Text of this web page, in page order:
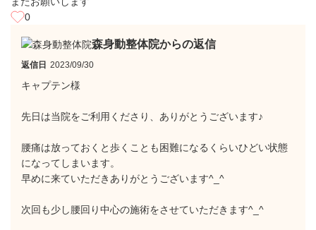
0
森身動整体院からの返信
返信日 2023/09/30
キャプテン様
先日は当院をご利用くださり、ありがとうございます♪
腰痛は放っておくと歩くことも困難になるくらいひどい状態
になってしまいます。
早めに来ていただきありがとうございます^_^
次回も少し腰回り中心の施術をさせていただきます^_^